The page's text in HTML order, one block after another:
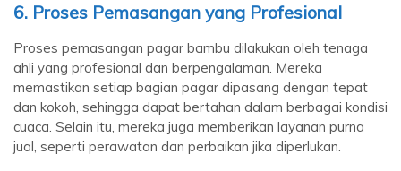
6. Proses Pemasangan yang Profesional
Proses pemasangan pagar bambu dilakukan oleh tenaga
ahli yang profesional dan berpengalaman. Mereka
memastikan setiap bagian pagar dipasang dengan tepat
dan kokoh, sehingga dapat bertahan dalam berbagai kondisi
cuaca. Selain itu, mereka juga memberikan layanan purna
jual, seperti perawatan dan perbaikan jika diperlukan.